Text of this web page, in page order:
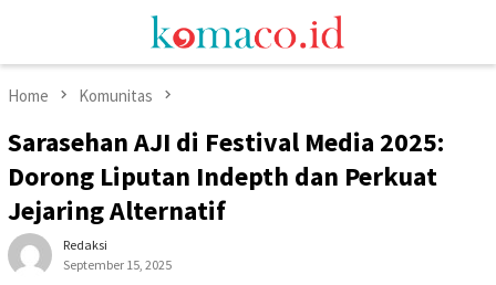
Menu
Home Komunitas
Sarasehan AJI di Festival Media 2025:
Dorong Liputan Indepth dan Perkuat
Jejaring Alternatif
Redaksi
September 15, 2025